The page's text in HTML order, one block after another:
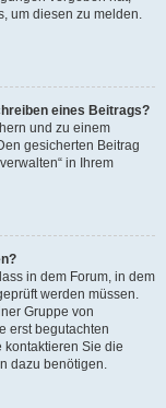
um diesen zu melden.
eines Beitrags?
und zu einem
gesicherten Beitrag
in Ihrem
in dem Forum, in dem
werden müssen.
Gruppe von
erst begutachten
kontaktieren Sie die
dazu benötigen.